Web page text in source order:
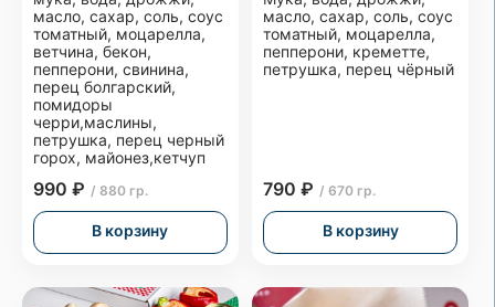
масло, сахар, соль, соус
томатный, моцарелла,
ветчина, бекон,
пепперони, свинина,
перец болгарский,
помидоры
черри,маслины,
петрушка, перец черный
горох, майонез,кетчуп
990 ₽ / 880 гр.
В корзину
масло, сахар, соль, соус
томатный, моцарелла,
пепперони, креметте,
петрушка, перец чёрный
790 ₽ / 670 гр.
В корзину